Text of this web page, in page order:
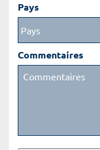
Pays
Commentaires